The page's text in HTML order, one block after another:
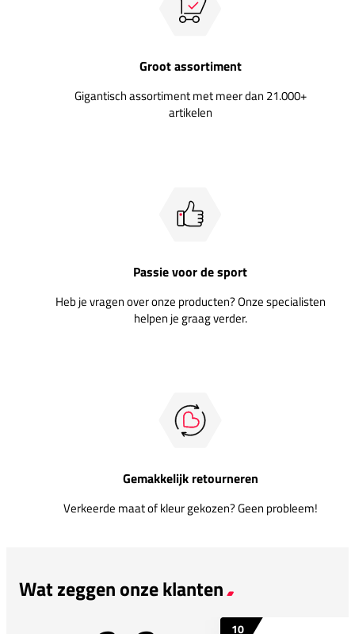
Groot assortiment
Gigantisch assortiment met meer dan 21.000+
artikelen
Passie voor de sport
Heb je vragen over onze producten? Onze specialisten
helpen je graag verder.
Gemakkelijk retourneren
Verkeerde maat of kleur gekozen? Geen probleem!
Wat zeggen onze klanten
10